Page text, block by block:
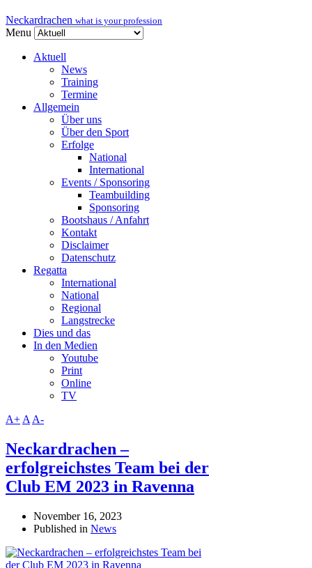
Neckardrachen what is your profession
Menu
Aktuell
News
Training
Termine
Allgemein
Über uns
Über den Sport
Erfolge
National
International
Events / Sponsoring
Teambuilding
Sponsoring
Bootshaus / Anfahrt
Kontakt
Disclaimer
Datenschutz
Regatta
International
National
Regional
Langstrecke
Dies und das
In den Medien
Youtube
Print
Online
TV
A+ A A-
Neckardrachen –
erfolgreichstes Team bei der
Club EM 2023 in Ravenna
November 16, 2023
Published in News